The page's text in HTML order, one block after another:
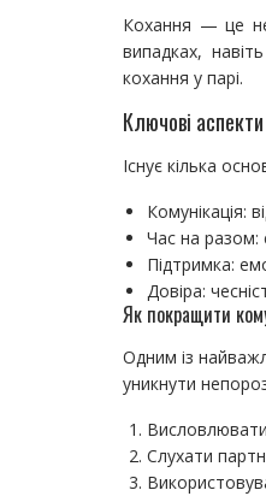
Кохання — це
випадках,
кохання у парі.
Ключові
Існує кілька
Комунікація:
Час на разом:
Підтримка:
Довіра:
Як покращити
Одним із
уникнути
Слухати